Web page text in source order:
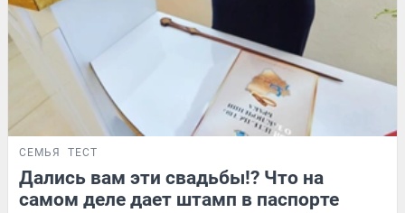
СЕМЬЯ ТЕСТ
Дались вам эти свадьбы!? Что на
самом деле дает штамп в паспорте